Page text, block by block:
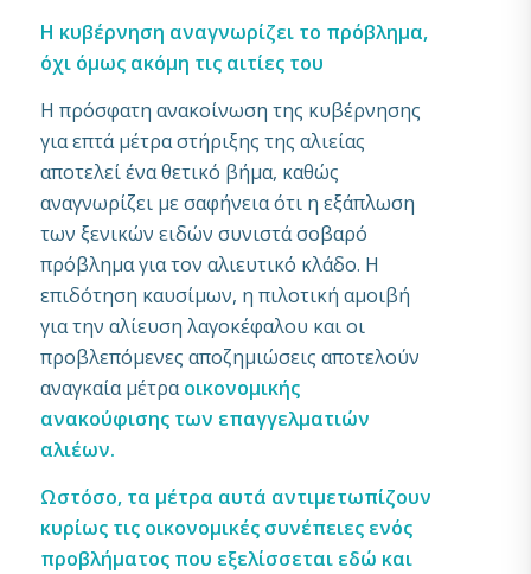
Η κυβέρνηση αναγνωρίζει το πρόβλημα,
όχι όμως ακόμη τις αιτίες του
Η πρόσφατη ανακοίνωση της κυβέρνησης
για επτά μέτρα στήριξης της αλιείας
αποτελεί ένα θετικό βήμα, καθώς
αναγνωρίζει με σαφήνεια ότι η εξάπλωση
των ξενικών ειδών συνιστά σοβαρό
πρόβλημα για τον αλιευτικό κλάδο. Η
επιδότηση καυσίμων, η πιλοτική αμοιβή
για την αλίευση λαγοκέφαλου και οι
προβλεπόμενες αποζημιώσεις αποτελούν
αναγκαία μέτραοικονομικής
ανακούφισης των επαγγελματιών
αλιέων.
Ωστόσο, τα μέτρα αυτά αντιμετωπίζουν
κυρίως τις οικονομικές συνέπειες ενός
προβλήματος που εξελίσσεται εδώ και